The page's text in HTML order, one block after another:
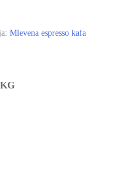
Mlevena espresso kafa